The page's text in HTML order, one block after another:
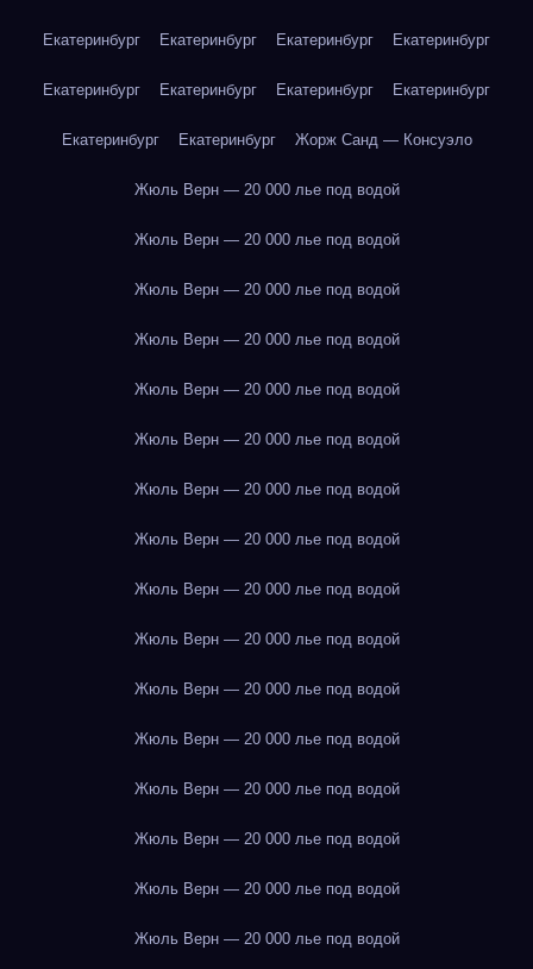
Екатеринбург Екатеринбург Екатеринбург Екатеринбург
Екатеринбург Екатеринбург Екатеринбург Екатеринбург
Екатеринбург Екатеринбург Жорж Санд — Консуэло
Жюль Верн — 20 000 лье под водой
Жюль Верн — 20 000 лье под водой
Жюль Верн — 20 000 лье под водой
Жюль Верн — 20 000 лье под водой
Жюль Верн — 20 000 лье под водой
Жюль Верн — 20 000 лье под водой
Жюль Верн — 20 000 лье под водой
Жюль Верн — 20 000 лье под водой
Жюль Верн — 20 000 лье под водой
Жюль Верн — 20 000 лье под водой
Жюль Верн — 20 000 лье под водой
Жюль Верн — 20 000 лье под водой
Жюль Верн — 20 000 лье под водой
Жюль Верн — 20 000 лье под водой
Жюль Верн — 20 000 лье под водой
Жюль Верн — 20 000 лье под водой